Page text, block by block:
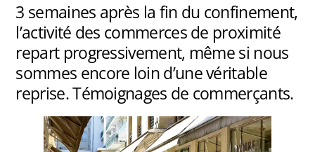
3 semaines après la fin du confinement,
l’activité des commerces de proximité
repart progressivement, même si nous
sommes encore loin d’une véritable
reprise. Témoignages de commerçants.